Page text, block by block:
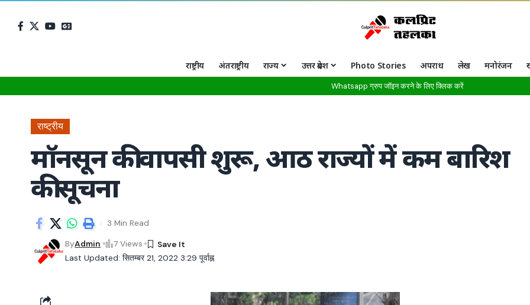
राष्ट्रीय अंतराष्ट्रीय राज्य उत्तर प्रदेश Photo Stories अपराध लेख मनोरंजन
Whatsapp ग्रुप जॉइन करने के लिए क्लिक करें
राष्ट्रीय
मॉनसून की वापसी शुरू, आठ राज्यों में कम बारिश
की सूचना
Last Updated: सितम्बर 21, 2022 3:29 पूर्वाह्न
ByAdmin 7 Views
3 Min Read